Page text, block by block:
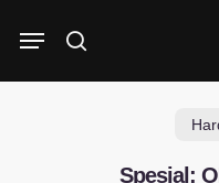
search
Menu
Spesial: